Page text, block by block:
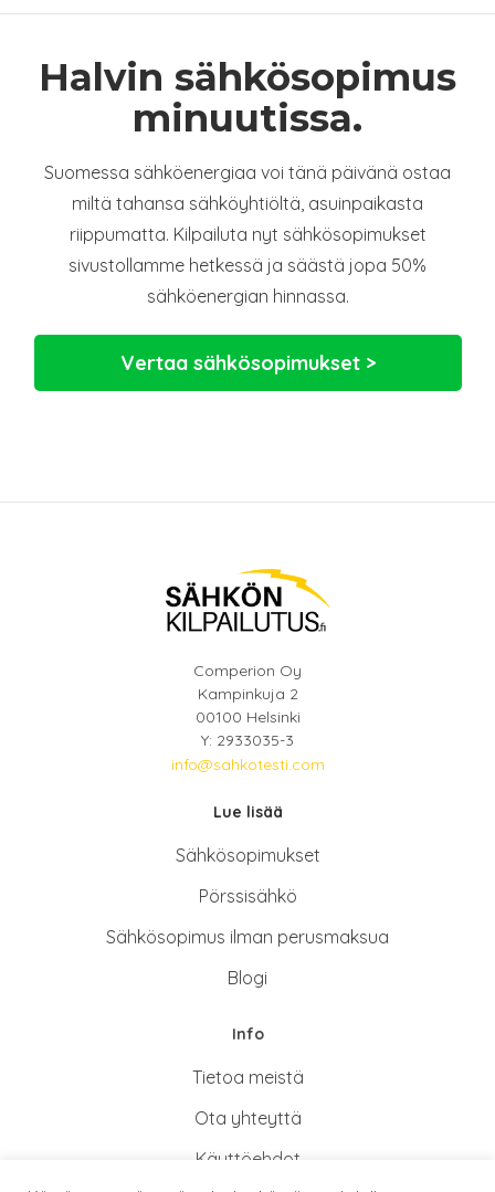
Halvin sähkösopimus
minuutissa.
Suomessa sähköenergiaa voi tänä päivänä ostaa
miltä tahansa sähköyhtiöltä, asuinpaikasta
riippumatta. Kilpailuta nyt sähkösopimukset
sivustollamme hetkessä ja säästä jopa 50%
sähköenergian hinnassa.
Vertaa sähkösopimukset >
Comperion Oy
Kampinkuja 2
00100 Helsinki
Y: 2933035-3
info@sahkotesti.com
Lue lisää
Sähkösopimukset
Pörssisähkö
Sähkösopimus ilman perusmaksua
Blogi
Info
Tietoa meistä
Ota yhteyttä
Käyttöehdot